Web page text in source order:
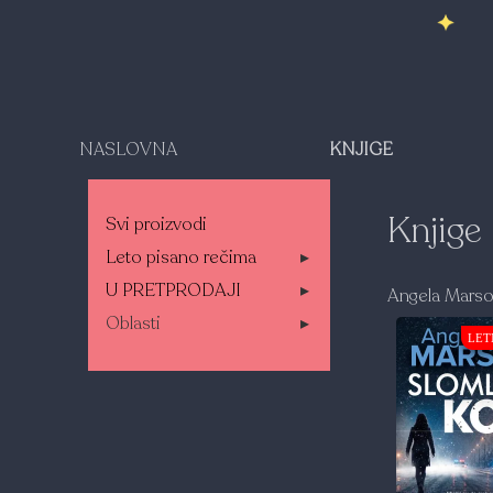
NASLOVNA KNJIGE
Svi proizvodi
Leto pisano rečima
▸
U PRETPRODAJI
▸
Oblasti
▸
Knjige
Angela